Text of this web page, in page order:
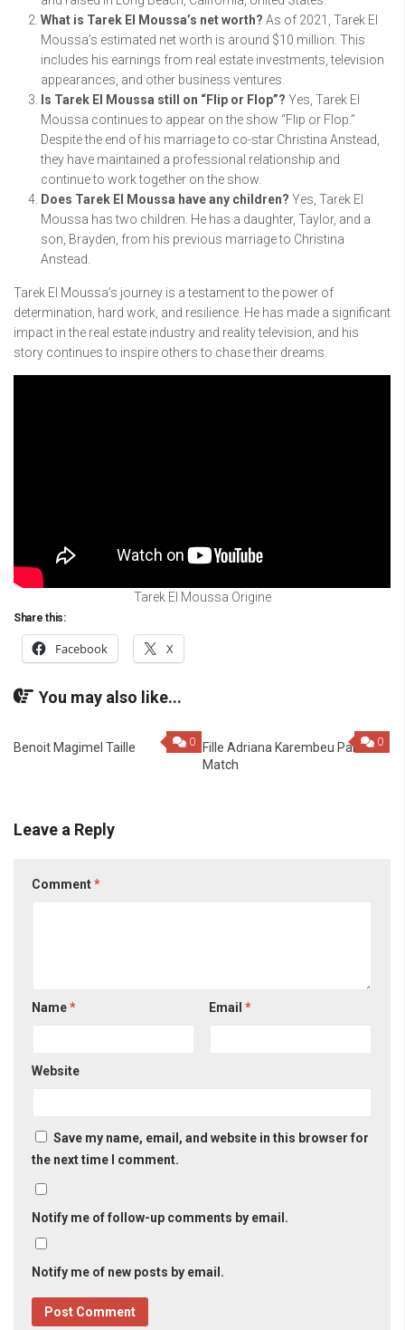
What is Tarek El Moussa’s net worth? As of 2021, Tarek El
Moussa’s estimated net worth is around $10 million. This
includes his earnings from real estate investments, television
appearances, and other business ventures.
Is Tarek El Moussa still on “Flip or Flop”? Yes, Tarek El
Moussa continues to appear on the show “Flip or Flop.”
Despite the end of his marriage to co-star Christina Anstead,
they have maintained a professional relationship and
continue to work together on the show.
Does Tarek El Moussa have any children? Yes, Tarek El
Moussa has two children. He has a daughter, Taylor, and a
son, Brayden, from his previous marriage to Christina
Anstead.
Tarek El Moussa’s journey is a testament to the power of
determination, hard work, and resilience. He has made a significant
impact in the real estate industry and reality television, and his
story continues to inspire others to chase their dreams.
Tarek El Moussa Origine
Share this:
Facebook X
You may also like...
0
Benoit Magimel Taille 0
Fille Adriana Karembeu Paris
Match
Leave a Reply
Comment*
Name* Email*
Website
Save my name, email, and website in this browser for
the next time I comment.
Notify me of follow-up comments by email.
Notify me of new posts by email.